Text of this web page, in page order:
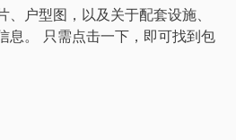
户型图，以及关于配套设施、
。
只需点击一下，即可找到包